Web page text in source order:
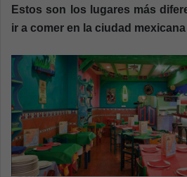
d
a
e
m
a
i
l
Estos son los lugares más
ir a comer en la ciudad mexicana